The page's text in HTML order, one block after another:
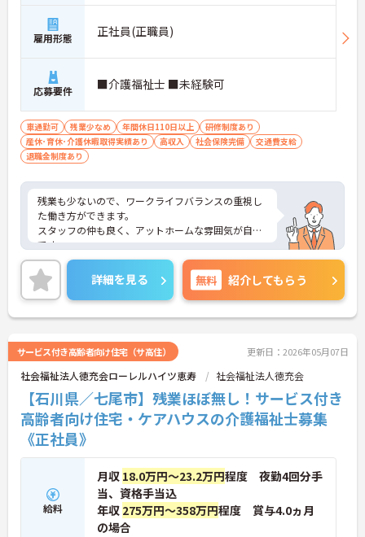
雇用形態 正社員(正職員)
応募要件 ■介護福祉士 ■未経験可
車通勤可 残業少なめ 年間休日110日以上
研修制度あり
産休･育休･介護休暇取得実績あり
高収入 社会保険完備
交通費支給
退職金制度あり
残業も少ないので、ワークライフバランスの重視し
た働き方ができます。
スタッフの仲も良く、アットホームな雰囲気が自慢
です。
ご興味ある方には、面接対策ポイントなど、詳細を
お話しいたしますのでお気軽にご相談ください。
詳細を見る 無料 紹介してもらう
サービス付き高齢者向け住宅（サ高住） 更新日：2026年05月07日
社会福祉法人徳充会ローレルハイツ恵寿 社会福祉法人徳充会
【石川県／七尾市】残業ほぼ無し！サービス付き
高齢者向け住宅・ケアハウスの介護福祉士募集
《正社員》
給料
月収 18.0万円～23.2万円程度 夜勤4回分手
当、資格手当込
年収 275万円～358万円程度 賞与4.0ヵ月
の場合